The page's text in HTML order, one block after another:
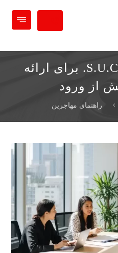
انتخاب S.U.C.C.E.S.S. برای ارائه
از ورود
راهنمای مهاجرین